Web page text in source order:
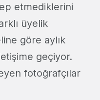
etmediklerini
üyelik
göre aylık
geçiyor.
fotoğrafçılar